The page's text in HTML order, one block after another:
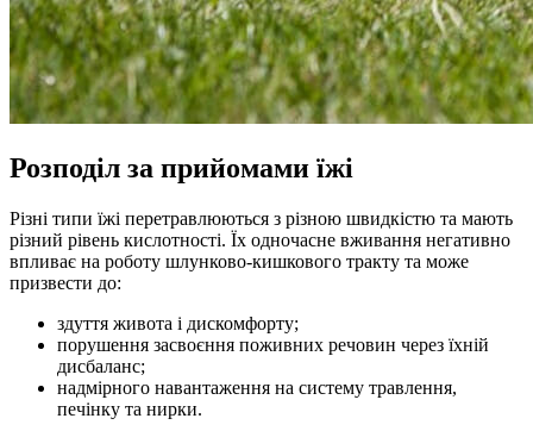
Розподіл за прийомами їжі
Різні типи їжі перетравлюються з різною швидкістю та мають
різний рівень кислотності. Їх одночасне вживання негативно
впливає на роботу шлунково-кишкового тракту та може
призвести до:
здуття живота і дискомфорту;
порушення засвоєння поживних речовин через їхній
дисбаланс;
надмірного навантаження на систему травлення,
печінку та нирки.